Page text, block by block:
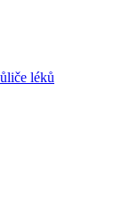
léků